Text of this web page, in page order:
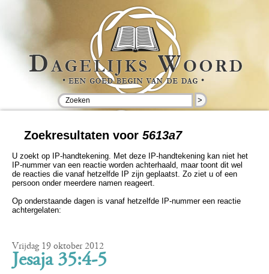
>
Zoekresultaten voor 5613a7
U zoekt op IP-handtekening. Met deze IP-handtekening kan niet het
IP-nummer van een reactie worden achterhaald, maar toont dit wel
de reacties die vanaf hetzelfde IP zijn geplaatst. Zo ziet u of een
persoon onder meerdere namen reageert.
Op onderstaande dagen is vanaf hetzelfde IP-nummer een reactie
achtergelaten:
Vrijdag 19 oktober 2012
Jesaja 35:4-5